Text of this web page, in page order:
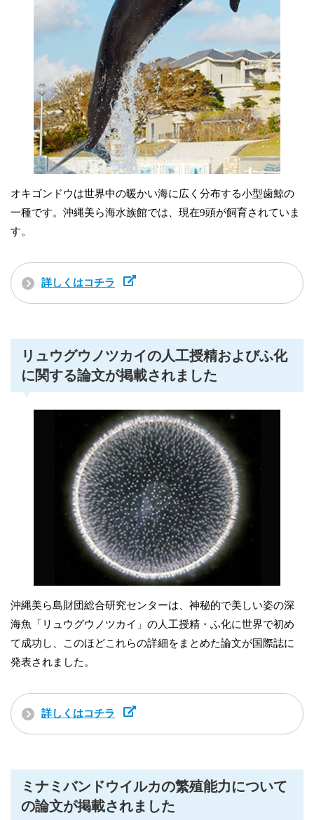
オキゴンドウは世界中の暖かい海に広く分布する小型歯鯨の
一種です。沖縄美ら海水族館では、現在9頭が飼育されていま
す。
詳しくはコチラ
リュウグウノツカイの人工授精およびふ化
に関する論文が掲載されました
沖縄美ら島財団総合研究センターは、神秘的で美しい姿の深
海魚「リュウグウノツカイ」の人工授精・ふ化に世界で初め
て成功し、このほどこれらの詳細をまとめた論文が国際誌に
発表されました。
詳しくはコチラ
ミナミバンドウイルカの繁殖能力について
の論文が掲載されました